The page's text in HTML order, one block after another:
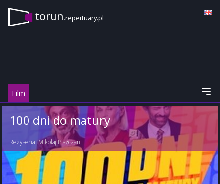
torun.repertuary.pl
Film
100 dni do matury
Reżyseria:Mikolaj Piszczan